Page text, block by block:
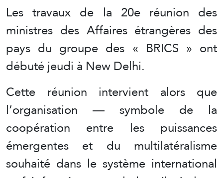
Les travaux de la 20e réunion des
ministres des Affaires étrangères des
pays du groupe des « BRICS » ont
débuté jeudi à New Delhi.
Cette réunion intervient alors que
l’organisation — symbole de la
coopération entre les puissances
émergentes et du multilatéralisme
souhaité dans le système international